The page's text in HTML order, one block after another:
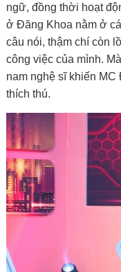
ngữ, đồng thời hoạt
ở Đăng Khoa nằm ở
câu nói, thậm chí còn
công việc của mình.
nam nghệ sĩ khiến
thích thú.